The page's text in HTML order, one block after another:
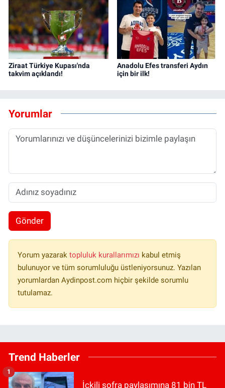
Ziraat Türkiye Kupası'nda
takvim açıklandı!
Anadolu Efes transferi Aydın
için bir ilk!
Yorumlar
Gönder
Yorum yazarak topluluk kurallarımızı kabul etmiş
bulunuyor ve tüm sorumluluğu üstleniyorsunuz. Yazılan
yorumlardan Aydinpost.com hiçbir şekilde sorumlu
tutulamaz.
Trend Haberler
İçkili sofra paylaşımına 81 bin TL
1